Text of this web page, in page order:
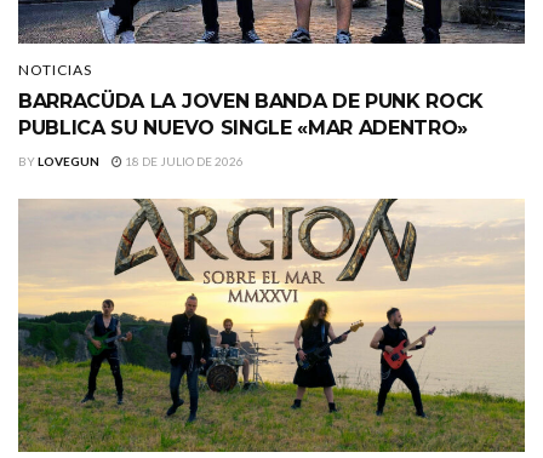
NOTICIAS
BARRACÜDA LA JOVEN BANDA DE PUNK ROCK
PUBLICA SU NUEVO SINGLE «MAR ADENTRO»
BYLOVEGUN 18 DE JULIO DE 2026